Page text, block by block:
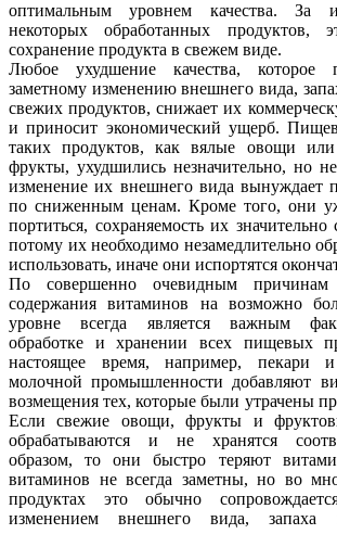
оптимальным уровнем качества. За
некоторых обработанных продуктов,
сохранение продукта в свежем виде.
Любое ухудшение качества, которое
заметному изменению внешнего вида,
свежих продуктов, снижает их
и приносит экономический ущерб.
таких продуктов, как вялые овощи или
фрукты, ухудшились незначительно, но
изменение их внешнего вида вынуждает
по сниженным ценам. Кроме того, они
портиться, сохраняемость их значительно
потому их необходимо незамедлительно
использовать, иначе они испортятся
По совершенно очевидным причинам
содержания витаминов на возможно
уровне всегда является важным
обработке и хранении всех пищевых
настоящее время, например, пекари
молочной промышленности добавляют
возмещения тех, которые были утрачены
Если свежие овощи, фрукты и
обрабатываются и не хранятся
образом, то они быстро теряют
витаминов не всегда заметны, но во
продуктах это обычно
изменением внешнего вида, запаха